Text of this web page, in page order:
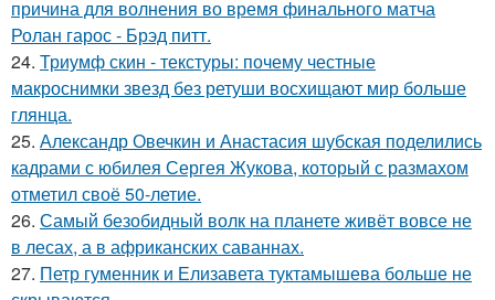
причина для волнения во время финального матча
Ролан гарос - Брэд питт.
24. Триумф скин - текстуры: почему честные
макроснимки звезд без ретуши восхищают мир больше
глянца.
25. Александр Овечкин и Анастасия шубская поделились
кадрами с юбилея Сергея Жукова, который с размахом
отметил своё 50-летие.
26. Самый безобидный волк на планете живёт вовсе не
в лесах, а в африканских саваннах.
27. Петр гуменник и Елизавета туктамышева больше не